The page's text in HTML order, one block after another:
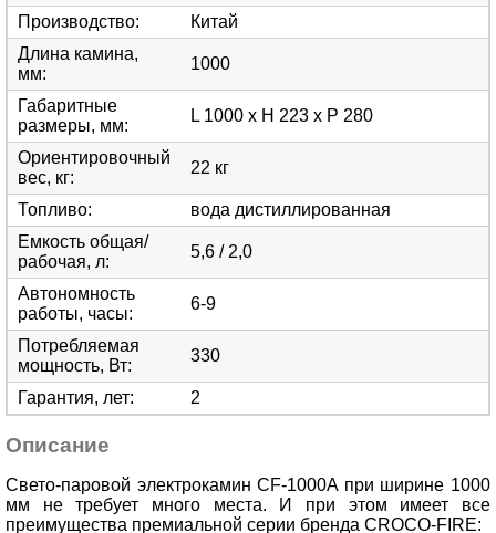
Производство:
Китай
Длина камина,
мм:
1000
Габаритные
размеры, мм:
L 1000 x H 223 x P 280
Ориентировочный
вес, кг:
22 кг
Топливо:
вода дистиллированная
Емкость общая/
рабочая, л:
5,6 / 2,0
Автономность
работы, часы:
6-9
Потребляемая
мощность, Вт:
330
Гарантия, лет: 2
Описание
Свето-паровой электрокамин CF-1000A при ширине 1000
мм не требует много места. И при этом имеет все
преимущества премиальной серии бренда CROCO-FIRE: